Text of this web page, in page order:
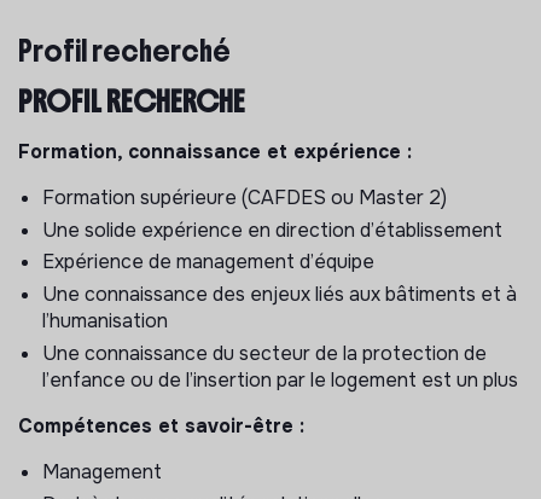
Etablissements Sociaux et Médicaux Sociaux :
Centre Maternel et Centre Parental (29 places),
Pôle Insertion Logement (103 places)
spécifiquement à destination des familles et
composé d’un CHU, CHS et CHRS.
MISSION
Sous l’autorité hiérarchique de la directrice de
l’association, en s’appuyant sur le savoir-faire et
l’engagement de 2 chef.fe.s de services et de 30
professionnel.le.s de terrain qu’il ou elle manage, le
Directeur (F/H) des ESMS est responsable de la mise
en œuvre du projet associatif et des projets
d’établissements dans les établissements sociaux et
Profil recherché
PROFIL RECHERCHÉ
Formation, connaissance et expérience :
Formation supérieure (CAFDES ou Master 2)
Une solide expérience en direction d’établissement
Expérience de management d’équipe
Une connaissance des enjeux liés aux bâtiments et à
l’humanisation
Une connaissance du secteur de la protection de
l’enfance ou de l’insertion par le logement est un plus
Compétences et savoir-être :
Management